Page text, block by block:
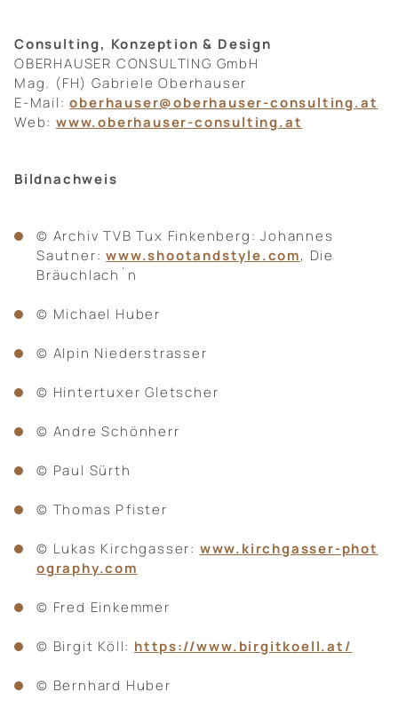
Consulting, Konzeption & Design
OBERHAUSER CONSULTING GmbH
Mag. (FH) Gabriele Oberhauser
E-Mail:oberhauser@oberhauser-consulting.at
Web: www.oberhauser-consulting.at
Bildnachweis
© Archiv TVB Tux Finkenberg: Johannes
Sautner:www.shootandstyle.com, Die
Bräuchlach´n
© Michael Huber
© Alpin Niederstrasser
© Hintertuxer Gletscher
© Andre Schönherr
© Paul Sürth
© Thomas Pfister
© Lukas Kirchgasser: www.kirchgasser-phot
ography.com
© Fred Einkemmer
© Birgit Köll: https://www.birgitkoell.at/
© Bernhard Huber